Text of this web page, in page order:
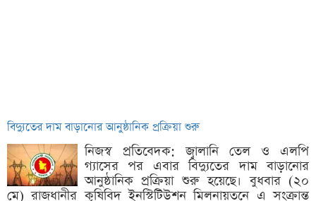
বিদ্যুতের দাম বাড়ানোর আনুষ্ঠানিক প্রক্রিয়া শুরু
নিজস্ব প্রতিবেদক: জ্বালানি তেল ও এলপি
গ্যাসের পর এবার বিদ্যুতের দাম বাড়ানোর
আনুষ্ঠানিক প্রক্রিয়া শুরু হয়েছে। বুধবার (২০
মে) রাজধানীর কৃষিবিদ ইনস্টিটিউশন মিলনায়তনে এ সংক্রান্ত